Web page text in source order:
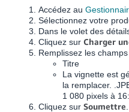
Accédez au
Sélectionnez votre
Dans le volet des
Cliquez sur Charger
Remplissez les
Titre
La vignette est
la remplacer.
1 080 pixels à
Cliquez sur Soumettre